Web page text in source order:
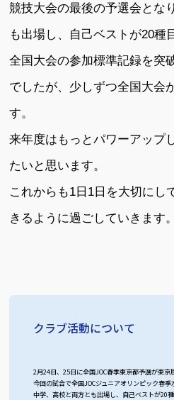
競技大会の最後の予選会とな
も出場し、自己ベストが20種
全国大会の参加標準記録を突
でしたが、少しずつ全国大会
す。
来年度はもっとパワーアップ
たいと思います。
これからも1日1日を大切にし
きるように過ごしていきます。
クラブ活動について
2月24日、25日に全国JOC春季東京都予選が東京
今回の試合で全国JOCジュニアオリンピック春季
中学、高校と両方とも出場し、自己ベストが20種